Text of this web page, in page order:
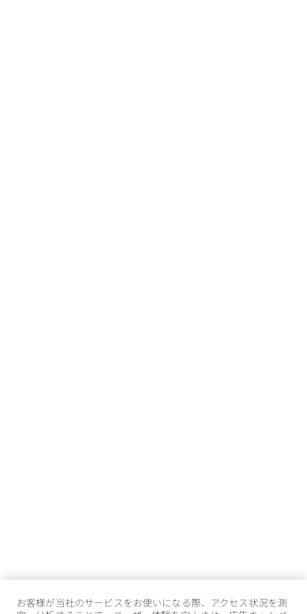
お客様が当社のサービスをお使いになる際、アクセス状況を測